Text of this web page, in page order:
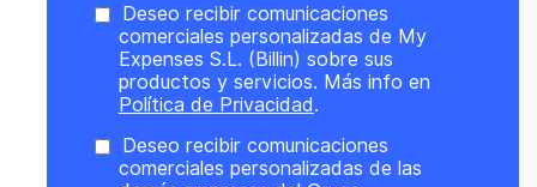
Deseo recibir comunicaciones
comerciales personalizadas de My
Expenses S.L. (Billin) sobre sus
productos y servicios. Más info en
Política de Privacidad.
Deseo recibir comunicaciones
comerciales personalizadas de las